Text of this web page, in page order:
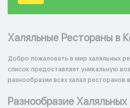
Халяльные Рестораны в
Добро пожаловать в мир халяльных
список предоставляет уникальную
разнообразии всех халал ресторанов
Разнообразие